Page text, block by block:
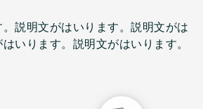
説明文がはいります。説明文がは
いります。説明文がはいります。